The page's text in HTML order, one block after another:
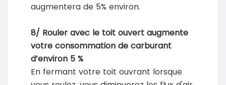
augmentera de 5% environ.
8/ Rouler avec le toit ouvert augmente
votre consommation de carburant
d’environ 5 %
En fermant votre toit ouvrant lorsque